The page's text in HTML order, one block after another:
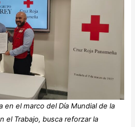
en el marco del Día Mundial de la
el Trabajo, busca reforzar la